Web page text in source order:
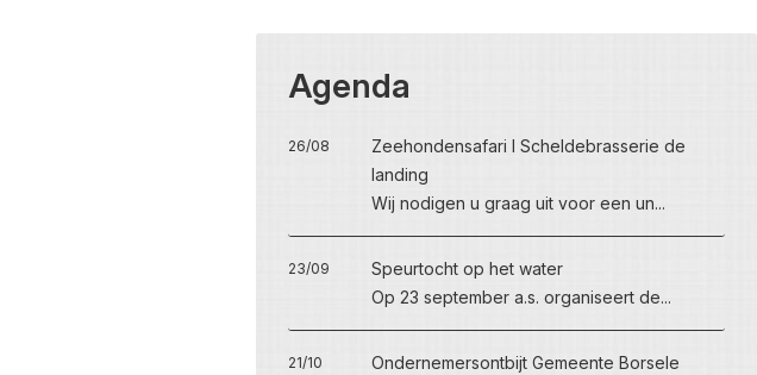
Agenda
26/08
Zeehondensafari I Scheldebrasserie de
landing
Wij nodigen u graag uit voor een un...
23/09
Speurtocht op het water
Op 23 september a.s. organiseert de...
21/10
Ondernemersontbijt Gemeente Borsele